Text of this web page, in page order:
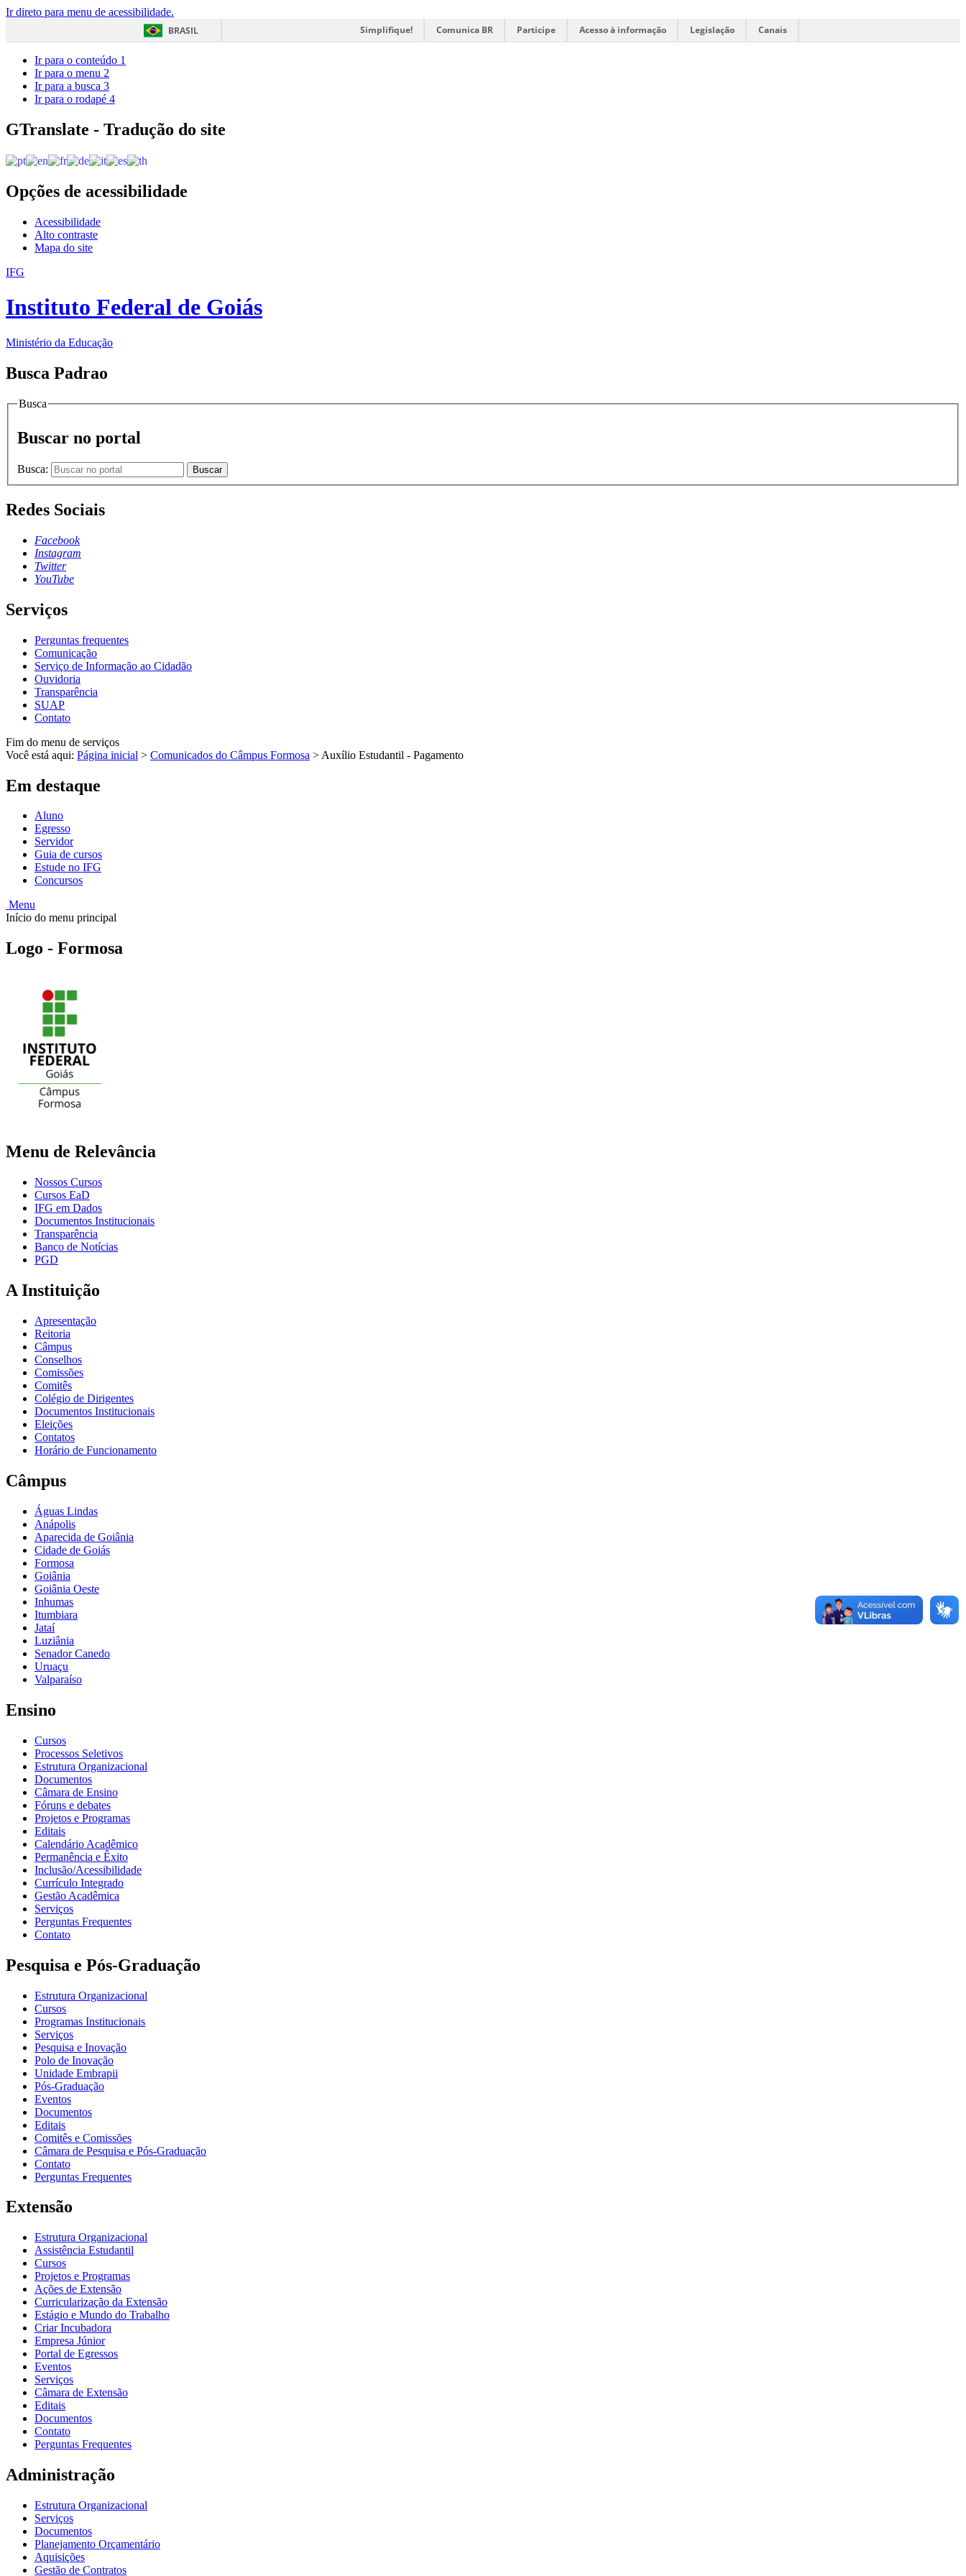
Ir direto para menu de acessibilidade.
BRASIL
Simplifique! Comunica BR Participe Acesso à informação Legislação Canais
Ir para o conteúdo 1
Ir para o menu 2
Ir para a busca 3
Ir para o rodapé 4
GTranslate - Tradução do site
Opções de acessibilidade
Acessibilidade
Alto contraste
Mapa do site
IFG
Instituto Federal de Goiás
Ministério da Educação
Busca Padrao
Busca
Buscar no portal
Busca: Buscar
Redes Sociais
Facebook
Instagram
Twitter
YouTube
Serviços
Perguntas frequentes
Comunicação
Serviço de Informação ao Cidadão
Ouvidoria
Transparência
SUAP
Contato
Fim do menu de serviços
Você está aqui: Página inicial > Comunicados do Câmpus Formosa > Auxílio Estudantil - Pagamento
Em destaque
Aluno
Egresso
Servidor
Guia de cursos
Estude no IFG
Concursos
Menu
Início do menu principal
Logo - Formosa
Menu de Relevância
Nossos Cursos
Cursos EaD
IFG em Dados
Documentos Institucionais
Transparência
Banco de Notícias
PGD
A Instituição
Apresentação
Reitoria
Câmpus
Conselhos
Comissões
Comitês
Colégio de Dirigentes
Documentos Institucionais
Eleições
Contatos
Horário de Funcionamento
Câmpus
Águas Lindas
Anápolis
Aparecida de Goiânia
Cidade de Goiás
Formosa
Goiânia
Goiânia Oeste
Inhumas
Itumbiara
Jataí
Luziânia
Senador Canedo
Uruaçu
Valparaíso
Ensino
Cursos
Processos Seletivos
Estrutura Organizacional
Documentos
Câmara de Ensino
Fóruns e debates
Projetos e Programas
Editais
Calendário Acadêmico
Permanência e Êxito
Inclusão/Acessibilidade
Currículo Integrado
Gestão Acadêmica
Serviços
Perguntas Frequentes
Contato
Pesquisa e Pós-Graduação
Estrutura Organizacional
Cursos
Programas Institucionais
Serviços
Pesquisa e Inovação
Polo de Inovação
Unidade Embrapii
Pós-Graduação
Eventos
Documentos
Editais
Comitês e Comissões
Câmara de Pesquisa e Pós-Graduação
Contato
Perguntas Frequentes
Extensão
Estrutura Organizacional
Assistência Estudantil
Cursos
Projetos e Programas
Ações de Extensão
Curricularização da Extensão
Estágio e Mundo do Trabalho
Criar Incubadora
Empresa Júnior
Portal de Egressos
Eventos
Serviços
Câmara de Extensão
Editais
Documentos
Contato
Perguntas Frequentes
Administração
Estrutura Organizacional
Serviços
Documentos
Planejamento Orçamentário
Aquisições
Gestão de Contratos